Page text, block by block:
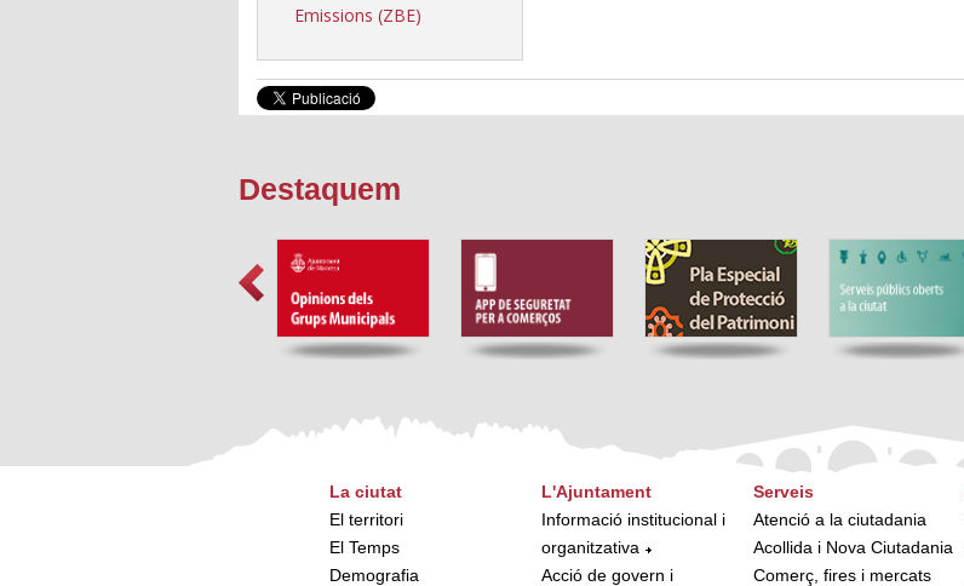
Emissions (ZBE)
Destaquem
La ciutat
El territori
El Temps
Demografia
L'Ajuntament
Informació institucional i
organitzativa
Acció de govern i
Serveis
Atenció a la ciutadania
Acollida i Nova Ciutadania
Comerç, fires i mercats